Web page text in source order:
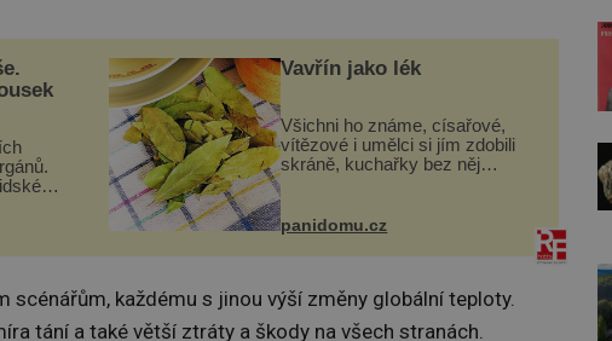
Vavřín jako lék
Všichni ho známe, císařové,
vítězové i umělci si jím zdobili
skráně, kuchařky bez něj
zmírnit některé naše neduhy.
Obsahuje v malém množství
ně...
panidomu.cz
scénářům, každému s jinou výší změny globální teploty.
tání a také větší ztráty a škody na všech stranách.